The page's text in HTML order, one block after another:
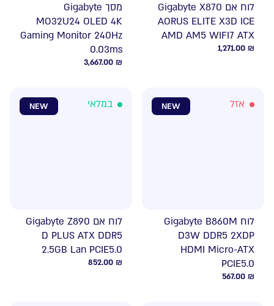
לוח אם Gigabyte X870
AORUS ELITE X3D ICE
AMD AM5 WIFI7 ATX
1,271.00 ₪
מסך Gigabyte
MO32U24 OLED 4K
Gaming Monitor 240Hz
0.03ms
3,667.00 ₪
NEW אזל
לוח Gigabyte B860M
D3W DDR5 2XDP
HDMI Micro-ATX
PCIE5.0
567.00 ₪
NEW במלאי
לוח אם Gigabyte Z890
D PLUS ATX DDR5
2.5GB Lan PCIE5.0
852.00 ₪